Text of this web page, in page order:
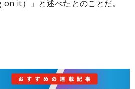
it）」と述べたとのことだ。